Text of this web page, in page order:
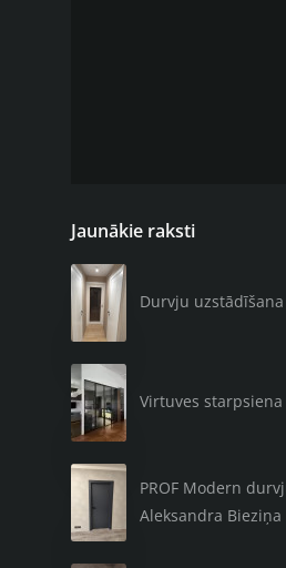
Jaunākie raksti
Durvju
Virtuves
PROF Modern
Aleksandra Bieziņa